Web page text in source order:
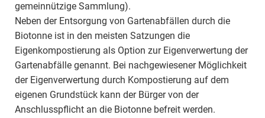
gemeinnützige Sammlung).
Neben der Entsorgung von Gartenabfällen durch die
Biotonne ist in den meisten Satzungen die
Eigenkompostierung als Option zur Eigenverwertung der
Gartenabfälle genannt. Bei nachgewiesener Möglichkeit
der Eigenverwertung durch Kompostierung auf dem
eigenen Grundstück kann der Bürger von der
Anschlusspflicht an die Biotonne befreit werden.